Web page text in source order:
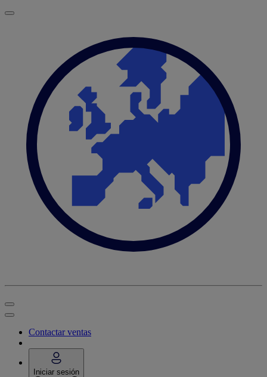
Contactar ventas
Iniciar sesión